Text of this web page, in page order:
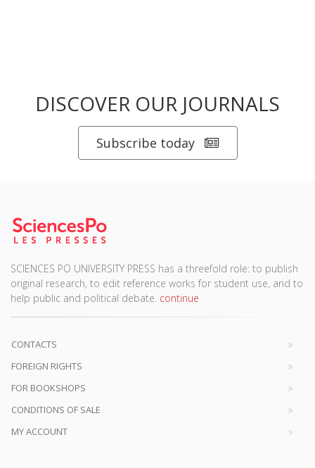
DISCOVER OUR JOURNALS
Subscribe today
SCIENCES PO UNIVERSITY PRESS has a threefold role: to publish
original research, to edit reference works for student use, and to
help public and political debate. continue
CONTACTS
FOREIGN RIGHTS
FOR BOOKSHOPS
CONDITIONS OF SALE
MY ACCOUNT